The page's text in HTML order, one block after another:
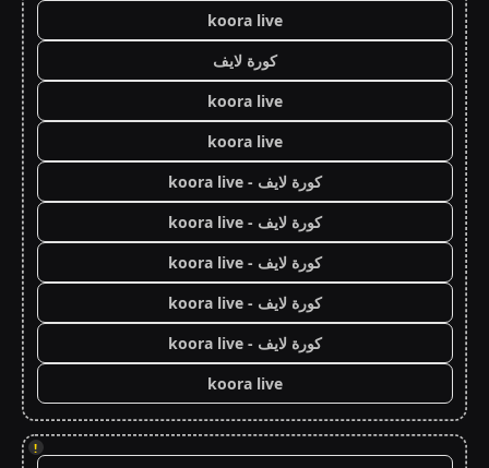
koora live
كورة لايف
koora live
koora live
كورة لايف - koora live
كورة لايف - koora live
كورة لايف - koora live
كورة لايف - koora live
كورة لايف - koora live
koora live
!